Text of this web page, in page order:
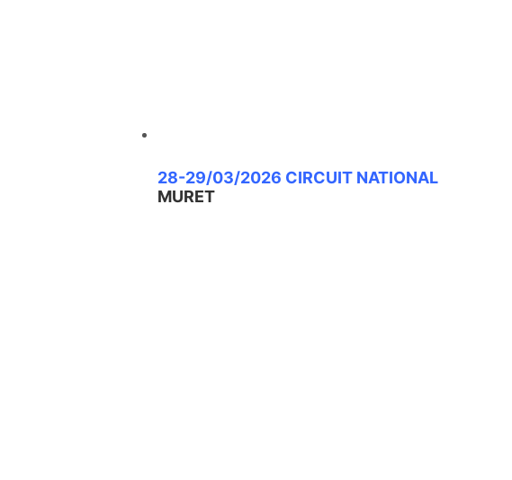
28-29/03/2026 CIRCUIT NATIONAL
MURET